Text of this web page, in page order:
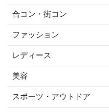
合コン・街コン
ファッション
レディース
美容
スポーツ・アウトドア